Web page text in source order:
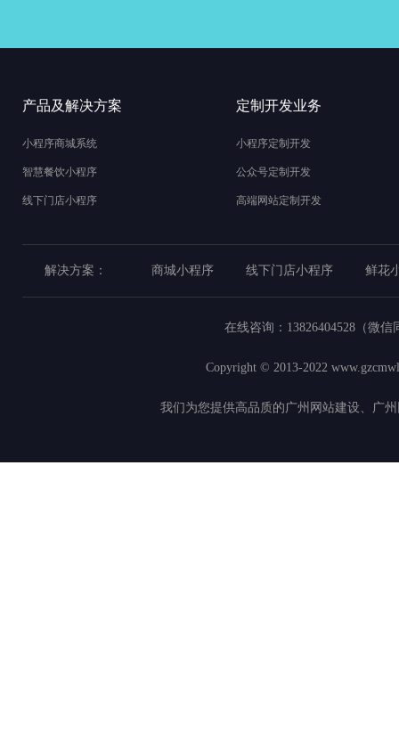
产品及解决方案
小程序商城系统
智慧餐饮小程序
线下门店小程序
定制开发业务
小程序定制开发
公众号定制开发
高端网站定制开发
解决方案： 商城小程序 线下门店小程序 鲜花
在线咨询： 13826404528（微信
Copyright © 2013-2022
我们为您提供高品质的广州网站建设、广